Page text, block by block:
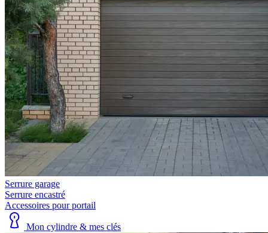
Serrure garage
Serrure encastré
Accessoires pour portail
Mon cylindre & mes clés